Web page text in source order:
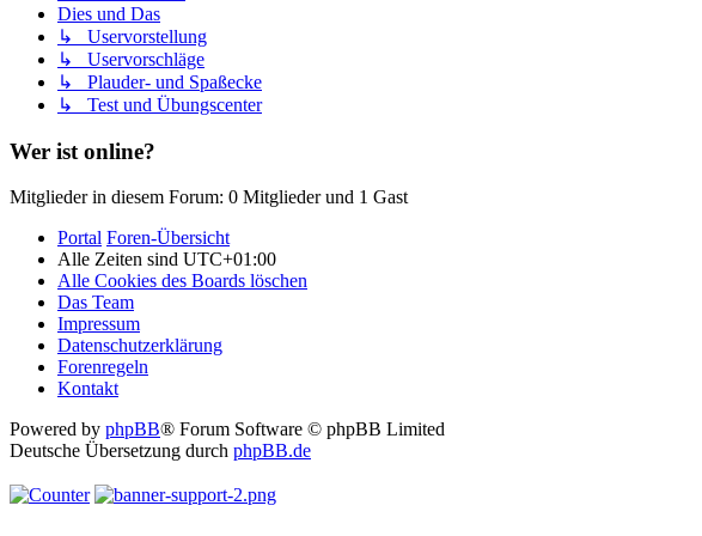
Dies und Das
↳ Uservorstellung
↳ Uservorschläge
↳ Plauder- und Spaßecke
↳ Test und Übungscenter
Wer ist online?
Mitglieder in diesem Forum: 0 Mitglieder und 1 Gast
Portal Foren-Übersicht
Alle Zeiten sind UTC+01:00
Alle Cookies des Boards löschen
Das Team
Impressum
Datenschutzerklärung
Forenregeln
Kontakt
Powered by phpBB® Forum Software © phpBB Limited
Deutsche Übersetzung durch phpBB.de